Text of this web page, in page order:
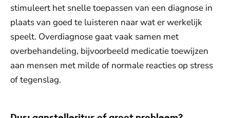
stimuleert het snelle toepassen van een diagnose in
plaats van goed te luisteren naar wat er werkelijk
speelt. Overdiagnose gaat vaak samen met
overbehandeling, bijvoorbeeld medicatie toewijzen
aan mensen met milde of normale reacties op stress
of tegenslag.